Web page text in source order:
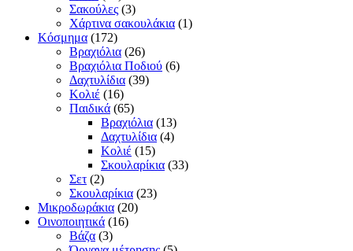
Σακούλες (3)
Χάρτινα σακουλάκια (1)
Κόσμημα (172)
Βραχιόλια (26)
Βραχιόλια Ποδιού (6)
Δαχτυλίδια (39)
Κολιέ (16)
Παιδικά (65)
Βραχιόλια (13)
Δαχτυλίδια (4)
Κολιέ (15)
Σκουλαρίκια (33)
Σετ (2)
Σκουλαρίκια (23)
Μικροδωράκια (20)
Οινοποιητικά (16)
Βάζα (3)